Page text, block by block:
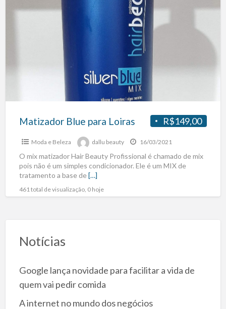
R$149,00
Matizador Blue para Loiras
Moda e Beleza dallu beauty 16/03/2021
O mix matizador Hair Beauty Profissional é chamado de mix
pois não é um simples condicionador. Ele é um MIX de
tratamento a base de[…]
461 total de visualização, 0 hoje
Notícias
Google lança novidade para facilitar a vida de
quem vai pedir comida
A internet no mundo dos negócios